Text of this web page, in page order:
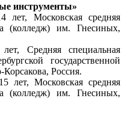
инструменты»
лет, Московская средняя
(колледж) им. Гнесиных,
Средняя специальная
государственной
Россия.
лет, Московская средняя
(колледж) им. Гнесиных,